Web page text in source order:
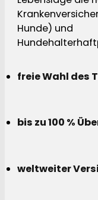
Hunde) und
freie Wahl des
bis zu 100 %
weltweiter